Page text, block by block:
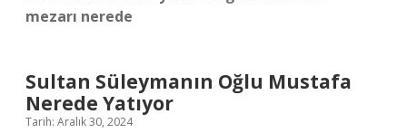
mezarı nerede
Sultan Süleymanın Oğlu Mustafa
Nerede Yatıyor
Tarih: Aralık 30, 2024